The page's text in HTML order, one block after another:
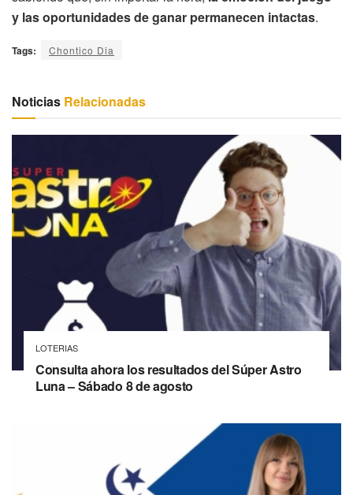
y las oportunidades de ganar permanecen intactas.
Tags: Chontico Dia
Noticias Relacionadas
LOTERIAS
Consulta ahora los resultados del Súper Astro
Luna – Sábado 8 de agosto